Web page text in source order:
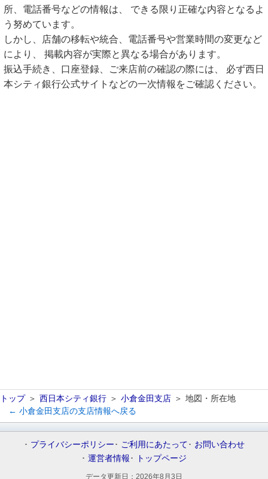
所、電話番号などの情報は、 できる限り正確な内容となるよ
う努めています。
しかし、店舗の移転や統合、電話番号や営業時間の変更など
により、 掲載内容が実際と異なる場合があります。
振込手続き、口座登録、ご来店前の確認の際には、 必ず西日
本シティ銀行公式サイトなどの一次情報をご確認ください。
トップ 西日本シティ銀行 小倉金田支店
地図・所在地
← 小倉金田支店の支店情報へ戻る
プライバシーポリシー ご利用にあたって
お問い合わせ
運営者情報
トップページ
データ更新日： 2026年8月3日